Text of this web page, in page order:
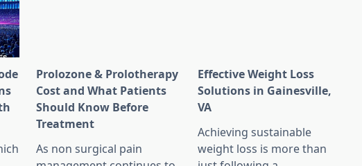
Prolozone & Prolotherapy
Cost and What Patients
Should Know Before
Treatment
As non surgical pain
Effective Weight Loss
Solutions in Gainesville,
VA
Achieving sustainable
weight loss is more than